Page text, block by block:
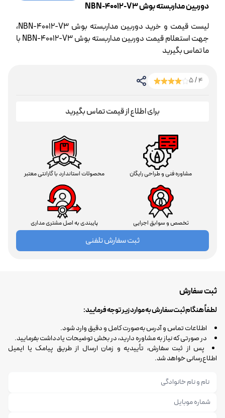
دوربین مداربسته بوش NBN-40012-V3
لیست قیمت و خرید دوربین مداربسته بوش NBN-40012-V3،
جهت استعلام قیمت دوربین مداربسته بوش NBN-40012-V3 با
ما تماس بگیرید
4 / 5
برای اطلاع از قیمت تماس بگیرید
مشاوره فنی و طراحی رایگان محصولات استاندارد با گارانتی معتبر
تخصص و سوابق اجرایی پایبندی به اصل مشتری مداری
ثبت سفارش تلفنی
ثبت سفارش
لطفاً هنگام ثبت سفارش به موارد زیر توجه فرمایید:
اطلاعات تماس و آدرس به‌صورت کامل و دقیق وارد شود.
در صورتی که نیاز به مشاوره دارید، در بخش توضیحات یادداشت بفرمایید.
پس از ثبت سفارش، تأییدیه و زمان ارسال از طریق پیامک یا ایمیل
اطلاع‌رسانی خواهد شد.